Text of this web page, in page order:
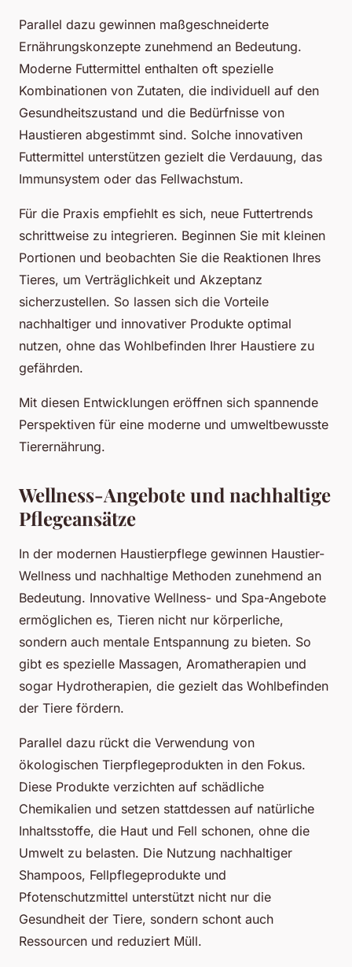
Parallel dazu gewinnen maßgeschneiderte
Ernährungskonzepte zunehmend an Bedeutung.
Moderne Futtermittel enthalten oft spezielle
Kombinationen von Zutaten, die individuell auf den
Gesundheitszustand und die Bedürfnisse von
Haustieren abgestimmt sind. Solche innovativen
Futtermittel unterstützen gezielt die Verdauung, das
Immunsystem oder das Fellwachstum.
Für die Praxis empfiehlt es sich, neue Futtertrends
schrittweise zu integrieren. Beginnen Sie mit kleinen
Portionen und beobachten Sie die Reaktionen Ihres
Tieres, um Verträglichkeit und Akzeptanz
sicherzustellen. So lassen sich die Vorteile
nachhaltiger und innovativer Produkte optimal
nutzen, ohne das Wohlbefinden Ihrer Haustiere zu
gefährden.
Mit diesen Entwicklungen eröffnen sich spannende
Perspektiven für eine moderne und umweltbewusste
Tierernährung.
Wellness-Angebote und nachhaltige
Pflegeansätze
In der modernen Haustierpflege gewinnen Haustier-
Wellness und nachhaltige Methoden zunehmend an
Bedeutung. Innovative Wellness- und Spa-Angebote
ermöglichen es, Tieren nicht nur körperliche,
sondern auch mentale Entspannung zu bieten. So
gibt es spezielle Massagen, Aromatherapien und
sogar Hydrotherapien, die gezielt das Wohlbefinden
der Tiere fördern.
Parallel dazu rückt die Verwendung von
ökologischen Tierpflegeprodukten in den Fokus.
Diese Produkte verzichten auf schädliche
Chemikalien und setzen stattdessen auf natürliche
Inhaltsstoffe, die Haut und Fell schonen, ohne die
Umwelt zu belasten. Die Nutzung nachhaltiger
Shampoos, Fellpflegeprodukte und
Pfotenschutzmittel unterstützt nicht nur die
Gesundheit der Tiere, sondern schont auch
Ressourcen und reduziert Müll.